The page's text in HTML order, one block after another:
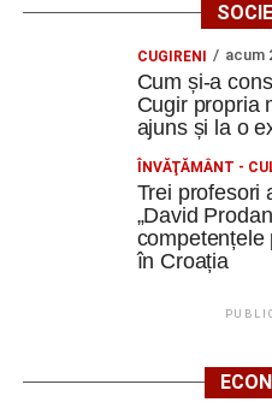
CUGIRENI acum
Cum și-a
Cugir propria
ajuns și la o
ÎNVĂŢĂMÂNT -
Trei profesori
„David
competențele
în Croația